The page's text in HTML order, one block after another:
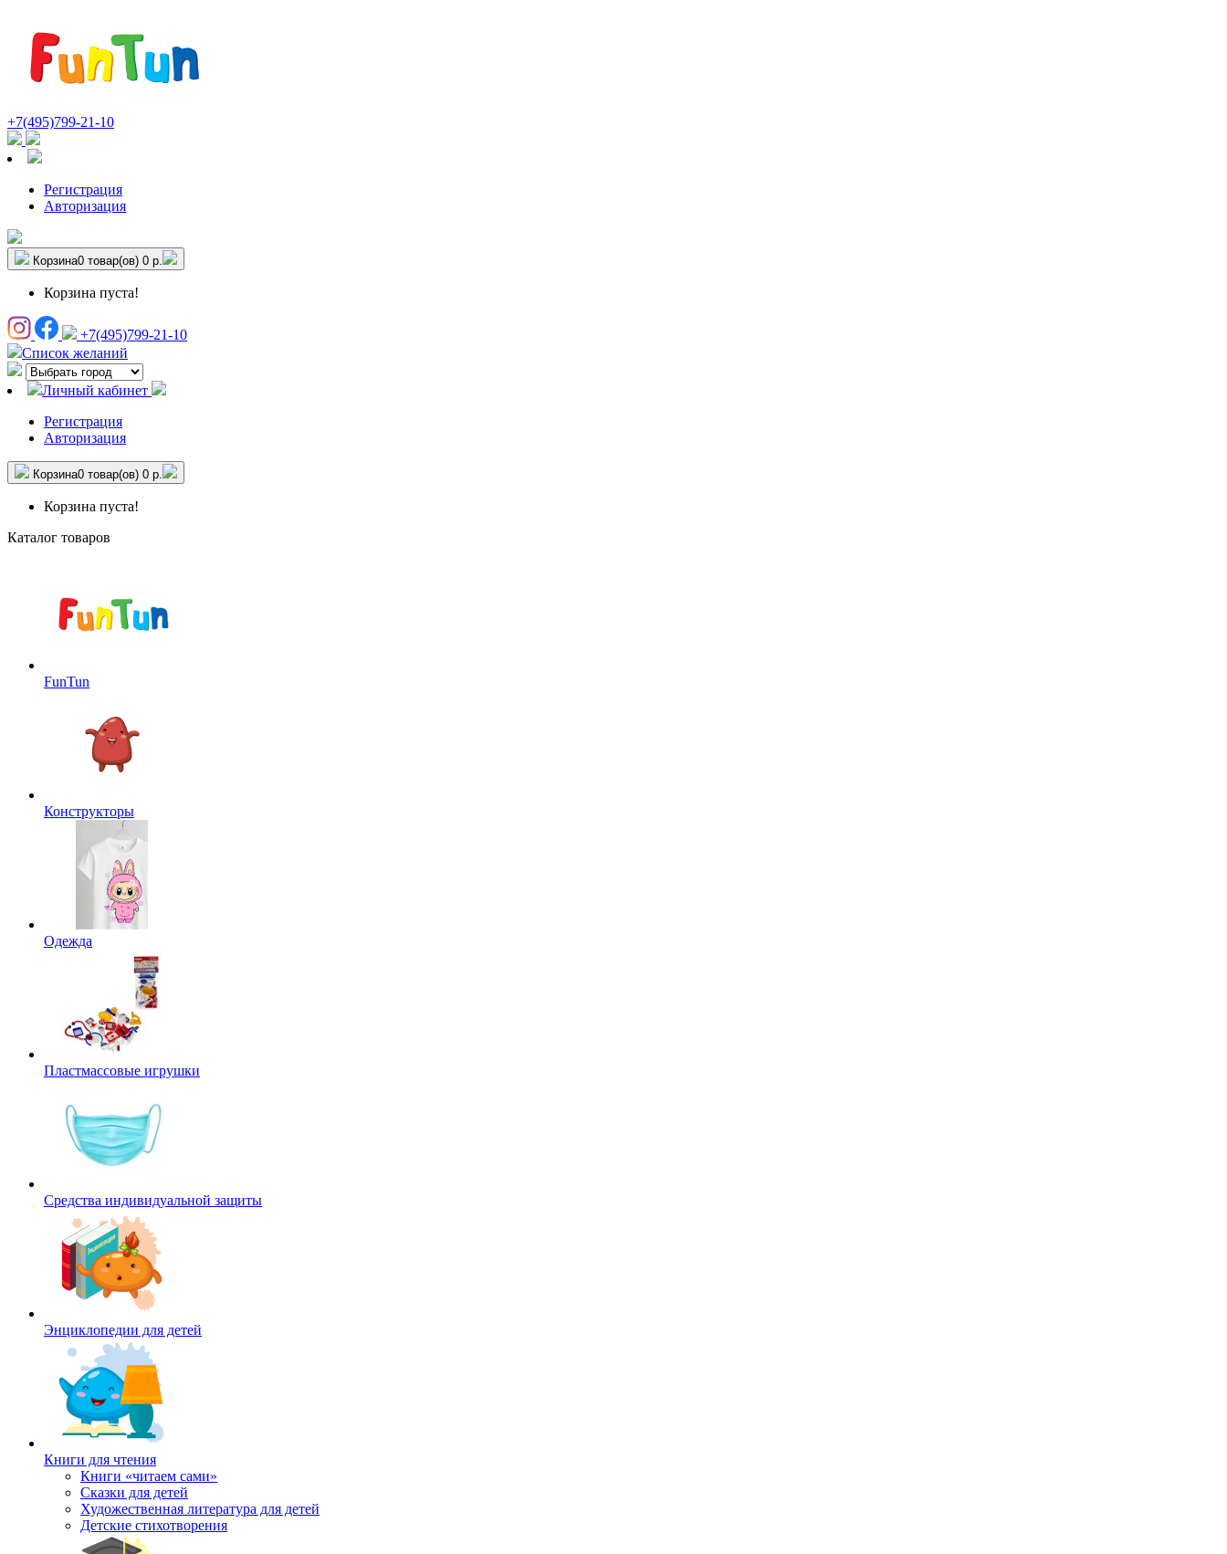
+7(495)799-21-10
Регистрация
Авторизация
Корзина0 товар(ов) 0 р.
Корзина пуста!
+7(495)799-21-10
Список желаний
Личный кабинет
Регистрация
Авторизация
Корзина0 товар(ов) 0 р.
Корзина пуста!
Каталог товаров
FunTun
Конструкторы
Одежда
Пластмассовые игрушки
Средства индивидуальной защиты
Энциклопедии для детей
Книги для чтения
Книги «читаем сами»
Сказки для детей
Художественная литература для детей
Детские стихотворения